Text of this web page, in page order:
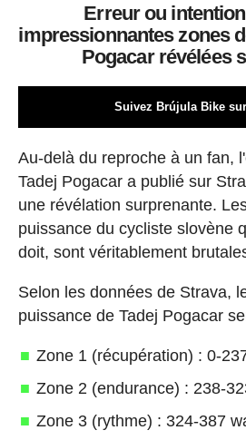
Erreur ou
impressionnantes zones
Pogacar révélées
Suivez Brújula Bike
Au-delà du reproche à un fan,
Tadej Pogacar a publié sur
une révélation surprenante.
puissance du cycliste slovène
doit, sont véritablement
Selon les données de Strava,
puissance de Tadej Pogacar
Zone 1 (récupération) : 0-
Zone 2 (endurance) : 238-
Zone 3 (rythme) : 324-387